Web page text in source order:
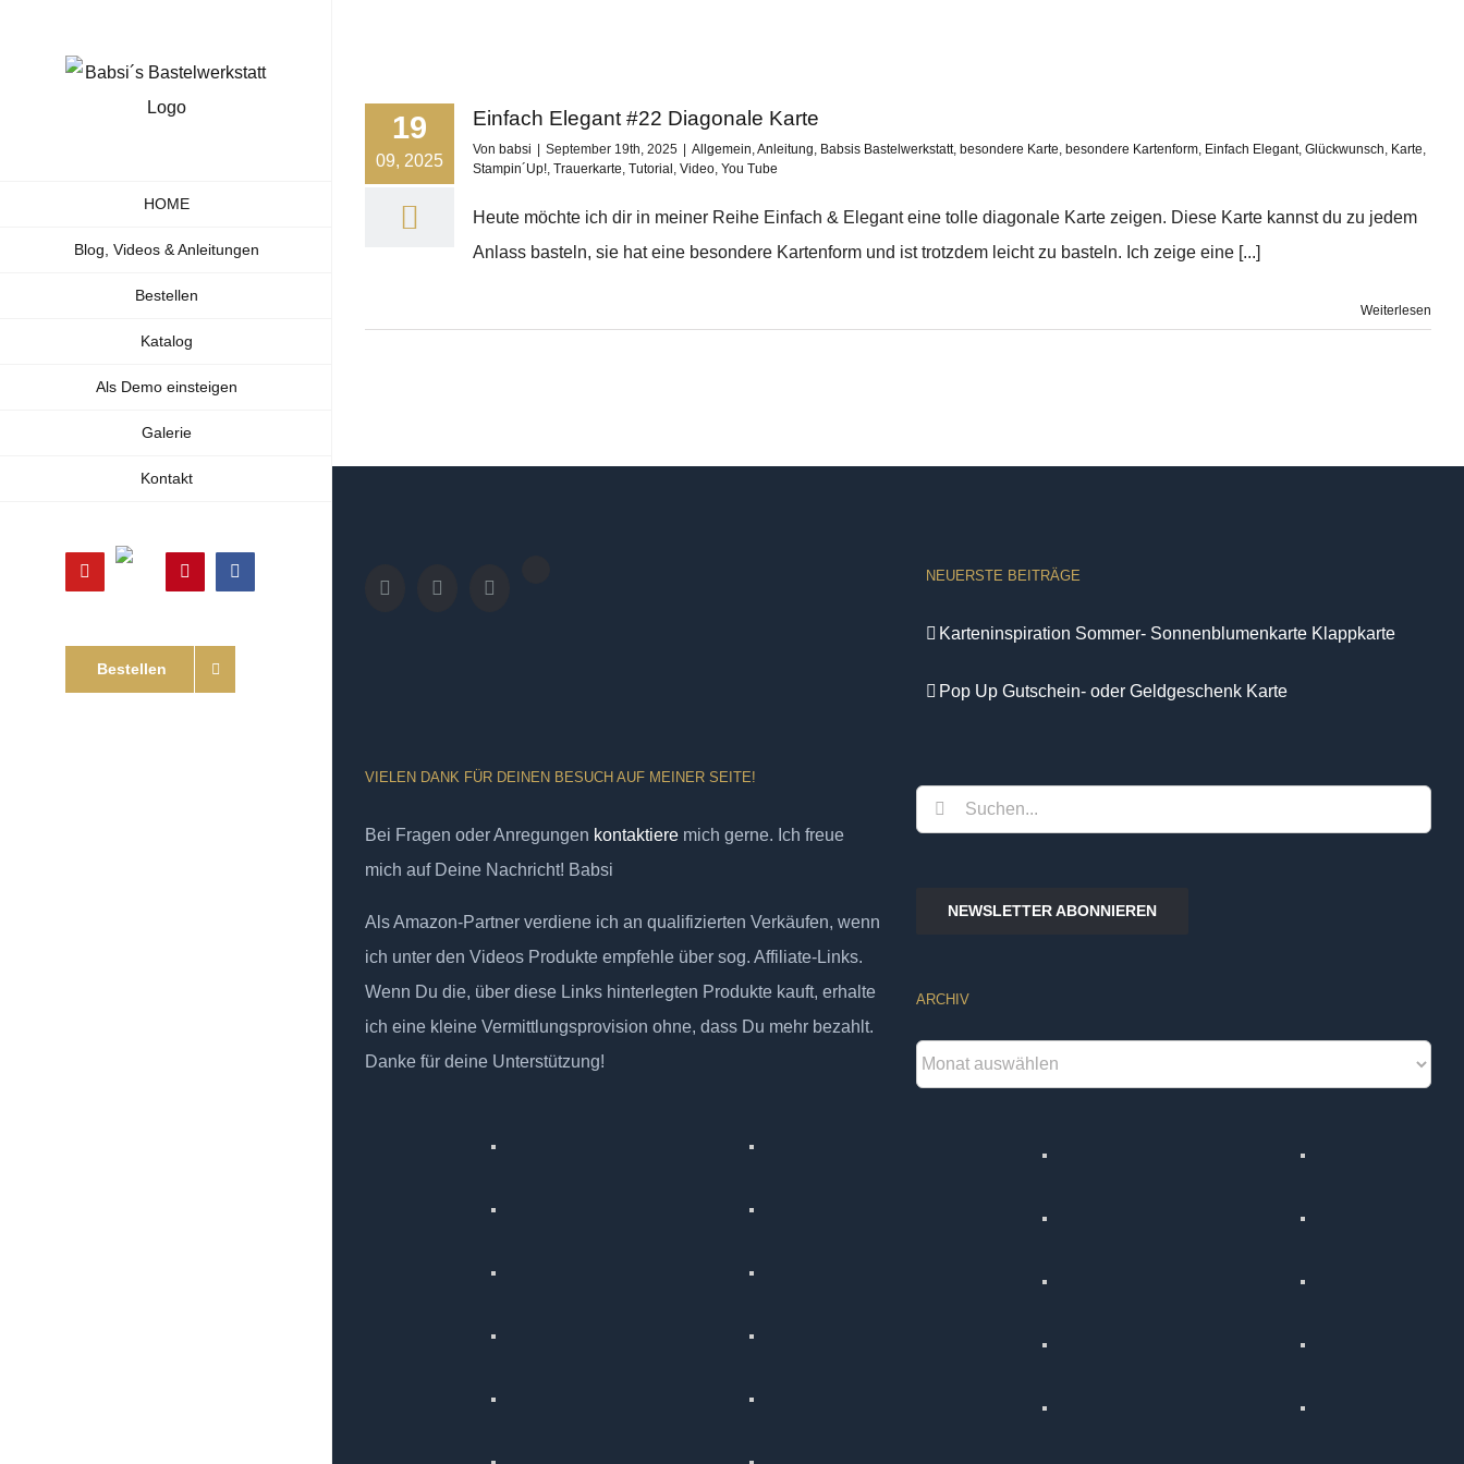
HOME
Blog, Videos & Anleitungen
Bestellen
Katalog
Als Demo einsteigen
Galerie
Kontakt
YouTube
Shop
PinterestFacebook
Bestellen
19
09, 2025
Einfach Elegant #22 Diagonale Karte
Von babsi September 19th, 2025 Allgemein,Anleitung, Babsis Bastelwerkstatt, besondere Karte, besondere Kartenform, Einfach Elegant, Glückwunsch, Karte,
Stampin´Up!, Trauerkarte, Tutorial , Video, You Tube
Heute möchte ich dir in meiner Reihe Einfach & Elegant eine tolle diagonale Karte zeigen. Diese Karte kannst du zu jedem
Anlass basteln, sie hat eine besondere Kartenform und ist trotzdem leicht zu basteln. Ich zeige eine [...]
Weiterlesen
VIELEN DANK FÜR DEINEN BESUCH AUF MEINER SEITE!
Bei Fragen oder Anregungen kontaktiere mich gerne. Ich freue
mich auf Deine Nachricht! Babsi
Als Amazon-Partner verdiene ich an qualifizierten Verkäufen, wenn
ich unter den Videos Produkte empfehle über sog. Affiliate-Links.
Wenn Du die, über diese Links hinterlegten Produkte kauft, erhalte
ich eine kleine Vermittlungsprovision ohne, dass Du mehr bezahlt.
Danke für deine Unterstützung!
NEUERSTE BEITRÄGE
Karteninspiration Sommer- Sonnenblumenkarte Klappkarte
Pop Up Gutschein- oder Geldgeschenk Karte
Suche
nach:
NEWSLETTER ABONNIEREN
ARCHIV
Archiv